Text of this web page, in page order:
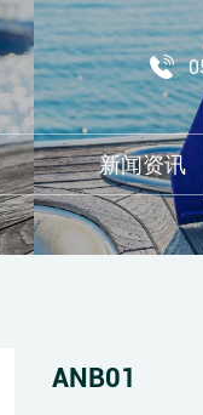
新闻资讯
ANB01